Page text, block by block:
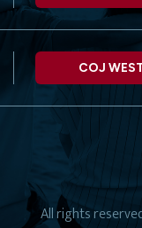
COJ
All rights